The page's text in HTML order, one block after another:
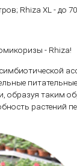
Rhiza XL - до
- Rhiza!
образуя таким
растений